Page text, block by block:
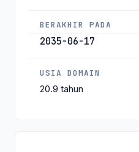
BERAKHIR PADA
2035-06-17
USIA DOMAIN
20.9 tahun